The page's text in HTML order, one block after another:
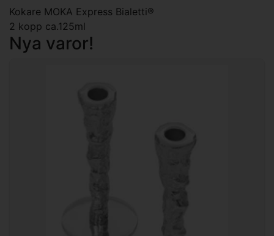
Kokare MOKA Express Bialetti®
2 kopp ca.125ml
Nya varor!